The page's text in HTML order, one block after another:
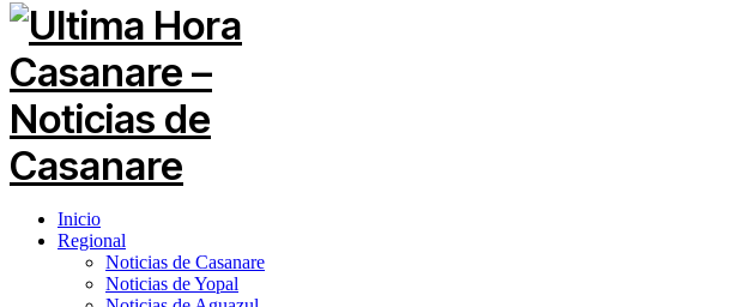
Inicio
Regional
Noticias de Casanare
Noticias de Yopal